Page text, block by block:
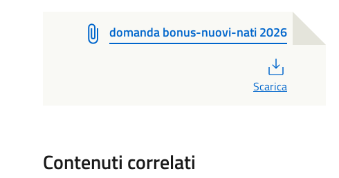
domanda bonus-nuovi-nati 2026
Scarica
Contenuti correlati